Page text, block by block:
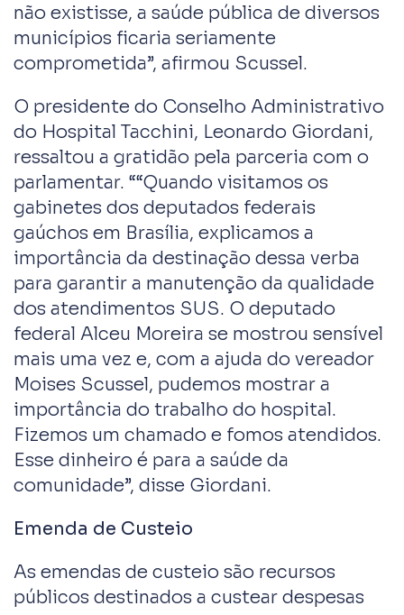
não existisse, a saúde pública de diversos
municípios ficaria seriamente
comprometida”, afirmou Scussel.
O presidente do Conselho Administrativo
do Hospital Tacchini, Leonardo Giordani,
ressaltou a gratidão pela parceria com o
parlamentar. ““Quando visitamos os
gabinetes dos deputados federais
gaúchos em Brasília, explicamos a
importância da destinação dessa verba
para garantir a manutenção da qualidade
dos atendimentos SUS. O deputado
federal Alceu Moreira se mostrou sensível
mais uma vez e, com a ajuda do vereador
Moises Scussel, pudemos mostrar a
importância do trabalho do hospital.
Fizemos um chamado e fomos atendidos.
Esse dinheiro é para a saúde da
comunidade”, disse Giordani.
Emenda de Custeio
As emendas de custeio são recursos
públicos destinados a custear despesas